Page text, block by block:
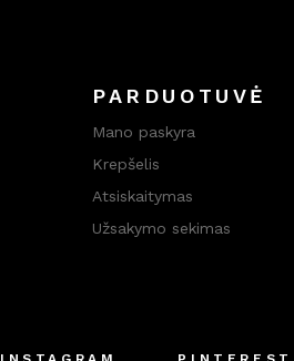
PARDUOTUVĖ
Mano paskyra
Krepšelis
Atsiskaitymas
Užsakymo sekimas